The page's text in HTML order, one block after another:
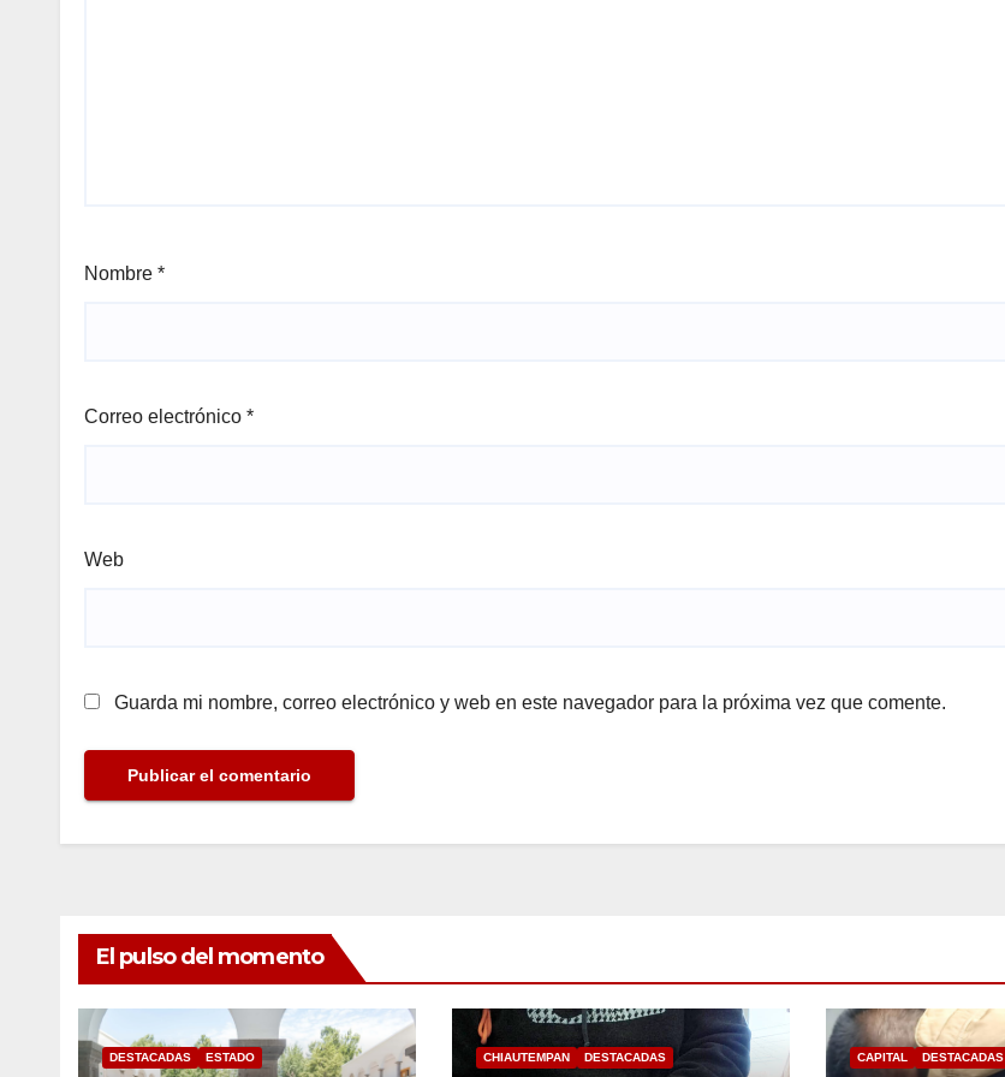
Nombre *
Correo electrónico *
Web
Guarda mi nombre, correo electrónico y web en este navegador para la próxima vez que comente.
El pulso del momento
DESTACADAS ESTADO CHIAUTEMPAN DESTACADAS CAPITAL DESTACADAS